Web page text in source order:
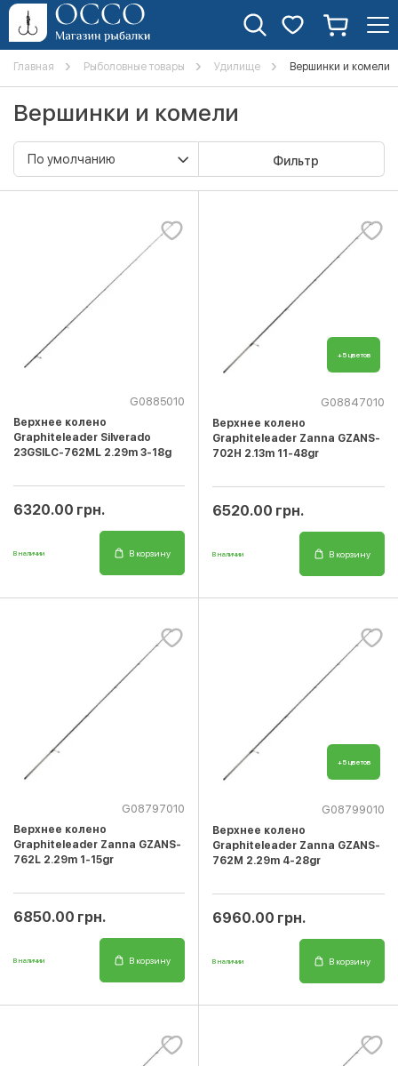
Главная Рыболовные товары Удилище Вершинки и комели
Вершинки и комели
Фильтр
G0885010
Верхнее колено
Graphiteleader Silverado
23GSILC-762ML 2.29m 3-18g
6320.00 грн.
В наличии В корзину
+5 цветов
G08847010
Верхнее колено
Graphiteleader Zanna GZANS-
702H 2.13m 11-48gr
6520.00 грн.
В наличии В корзину
G08797010
Верхнее колено
Graphiteleader Zanna GZANS-
762L 2.29m 1-15gr
6850.00 грн.
В наличии В корзину
+5 цветов
G08799010
Верхнее колено
Graphiteleader Zanna GZANS-
762M 2.29m 4-28gr
6960.00 грн.
В наличии В корзину